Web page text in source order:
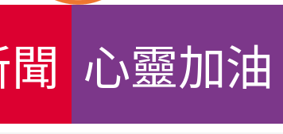
心靈加油